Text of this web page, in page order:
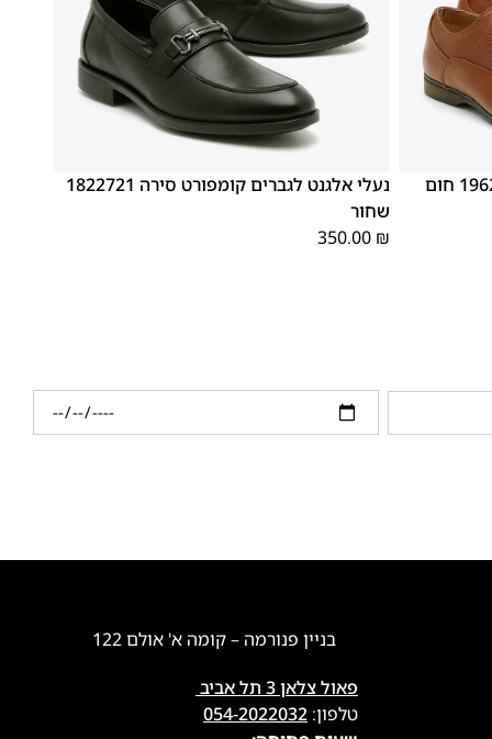
נעלי אלגנט לגברים קומפורט סירה 1822721
שחור
350.00 ₪
בניין פנורמה – קומה א' אולם 122
פאול צלאן 3 תל אביב
טלפון: 054-2022032